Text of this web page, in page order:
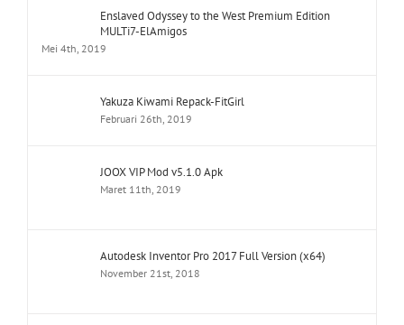
Enslaved Odyssey to the West Premium Edition
MULTi7-ElAmigos
Mei 4th, 2019
Yakuza Kiwami Repack-FitGirl
Februari 26th, 2019
JOOX VIP Mod v5.1.0 Apk
Maret 11th, 2019
Autodesk Inventor Pro 2017 Full Version (x64)
November 21st, 2018